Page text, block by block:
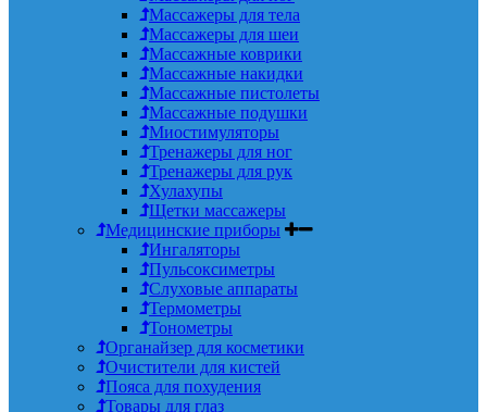
Массажеры для тела
Массажеры для шеи
Массажные коврики
Массажные накидки
Массажные пистолеты
Массажные подушки
Миостимуляторы
Тренажеры для ног
Тренажеры для рук
Хулахупы
Щетки массажеры
Медицинские приборы
Ингаляторы
Пульсоксиметры
Слуховые аппараты
Термометры
Тонометры
Органайзер для косметики
Очистители для кистей
Пояса для похудения
Товары для глаз